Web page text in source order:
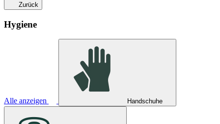
Zurück
Hygiene
Alle anzeigen Handschuhe